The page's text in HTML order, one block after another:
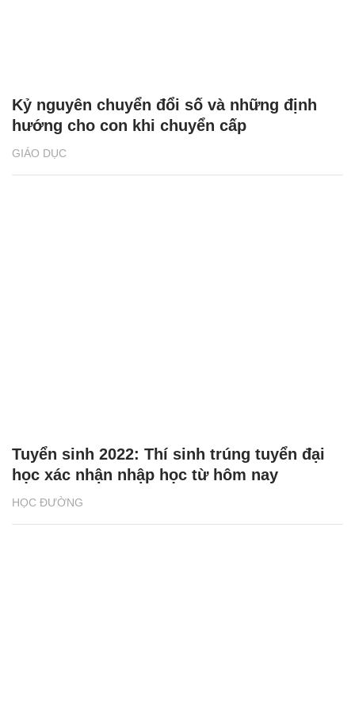
GIÁO DỤC
Kỷ nguyên chuyển đổi số và những định
hướng cho con khi chuyển cấp
HỌC ĐƯỜNG
Tuyển sinh 2022: Thí sinh trúng tuyển đại
học xác nhận nhập học từ hôm nay